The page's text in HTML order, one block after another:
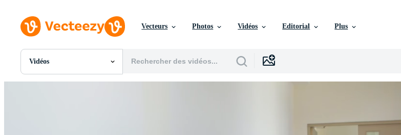
Vecteurs Photos Vidéos Editorial Plus
Vidéos
Toutes Images